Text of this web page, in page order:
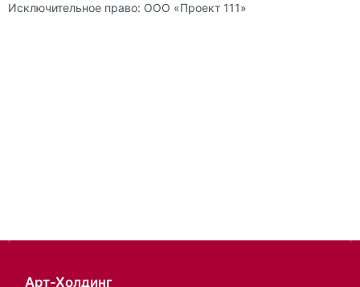
Исключительное право: ООО «Проект 111»
Арт-Холдинг